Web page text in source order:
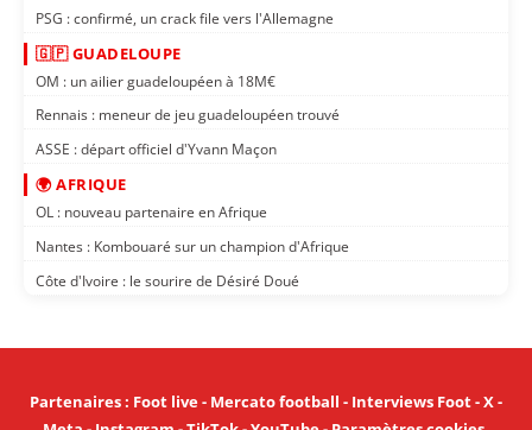
PSG : confirmé, un crack file vers l'Allemagne
🇬🇵 GUADELOUPE
OM : un ailier guadeloupéen à 18M€
Rennais : meneur de jeu guadeloupéen trouvé
ASSE : départ officiel d'Yvann Maçon
🌍 AFRIQUE
OL : nouveau partenaire en Afrique
Nantes : Kombouaré sur un champion d'Afrique
Côte d'Ivoire : le sourire de Désiré Doué
Partenaires: Foot live- Mercato football - Interviews Foot-X-